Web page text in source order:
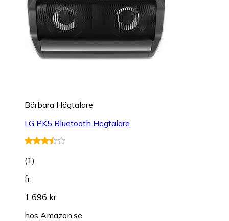
Bärbara Högtalare
LG PK5 Bluetooth Högtalare
(1)
fr.
1 696 kr
hos Amazon.se